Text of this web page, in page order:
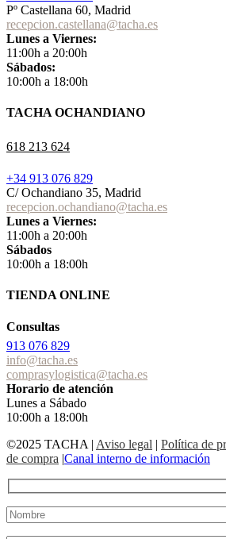
Pº Castellana 60, Madrid
recepcion.castellana@tacha.es
Lunes a Viernes:
11:00h a 20:00h
Sábados:
10:00h a 18:00h
TACHA OCHANDIANO
618 213 624
+34 913 076 829
C/ Ochandiano 35, Madrid
recepcion.ochandiano@tacha.es
Lunes a Viernes:
11:00h a 20:00h
Sábados
10:00h a 18:00h
TIENDA ONLINE
Consultas
913 076 829
info@tacha.es
comprasylogistica@tacha.es
Horario de atención
Lunes a Sábado
10:00h a 18:00h
©2025 TACHA | Aviso legal | Política de
de compra |Canal interno de información